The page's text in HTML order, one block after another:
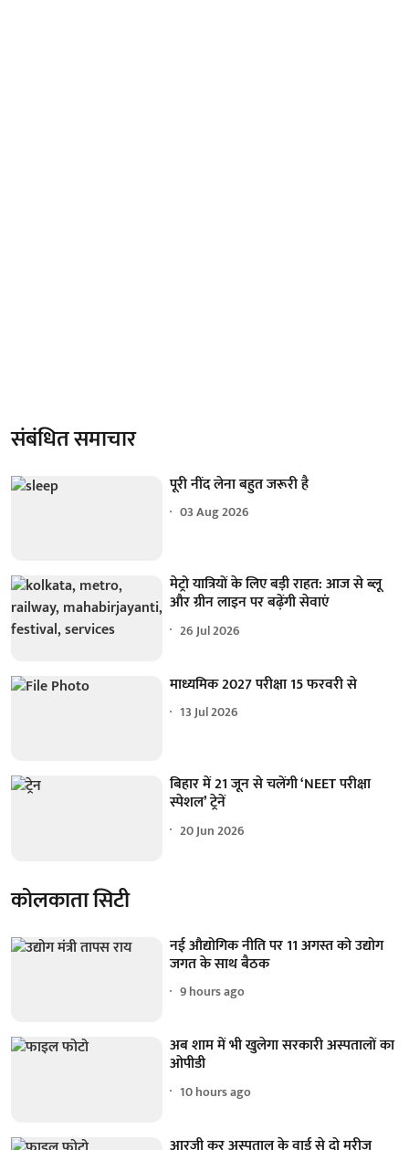
संबंधित समाचार
पूरी नींद लेना बहुत जरूरी है
03 Aug 2026
मेट्रो यात्रियों के लिए बड़ी राहत: आज से ब्लू
और ग्रीन लाइन पर बढ़ेंगी सेवाएं
26 Jul 2026
माध्यमिक 2027 परीक्षा 15 फरवरी से
13 Jul 2026
बिहार में 21 जून से चलेंगी ‘NEET परीक्षा
स्पेशल’ ट्रेनें
20 Jun 2026
कोलकाता सिटी
नई औद्योगिक नीति पर 11 अगस्त को उद्योग
जगत के साथ बैठक
9 hours ago
अब शाम में भी खुलेगा सरकारी अस्पतालों का
ओपीडी
10 hours ago